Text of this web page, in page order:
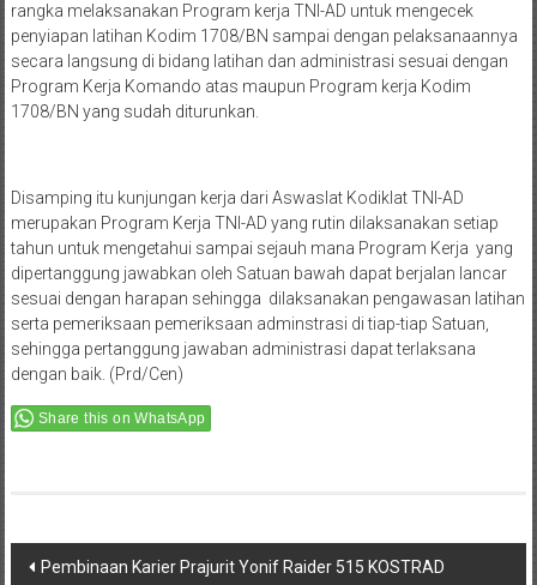
rangka melaksanakan Program kerja TNI-AD untuk mengecek
penyiapan latihan Kodim 1708/BN sampai dengan pelaksanaannya
secara langsung di bidang latihan dan administrasi sesuai dengan
Program Kerja Komando atas maupun Program kerja Kodim
1708/BN yang sudah diturunkan.
Disamping itu kunjungan kerja dari Aswaslat Kodiklat TNI-AD
merupakan Program Kerja TNI-AD yang rutin dilaksanakan setiap
tahun untuk mengetahui sampai sejauh mana Program Kerja yang
dipertanggung jawabkan oleh Satuan bawah dapat berjalan lancar
sesuai dengan harapan sehingga dilaksanakan pengawasan latihan
serta pemeriksaan pemeriksaan adminstrasi di tiap-tiap Satuan,
sehingga pertanggung jawaban administrasi dapat terlaksana
dengan baik. (Prd/Cen)
Share this on WhatsApp
Post
Pembinaan Karier Prajurit Yonif Raider 515 KOSTRAD